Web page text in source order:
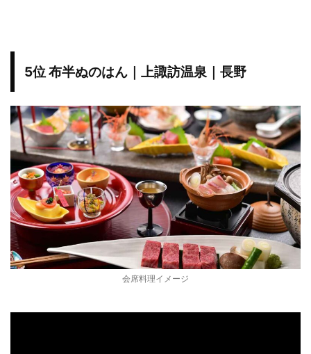
5位 布半ぬのはん｜上諏訪温泉｜長野
会席料理イメージ